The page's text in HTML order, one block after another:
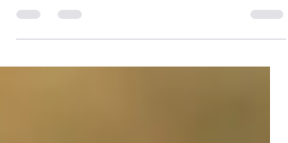
Random Thoughts - Pensées
aléatoires